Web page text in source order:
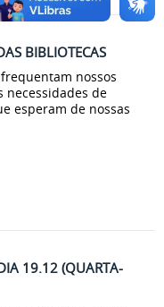
BIBLIOTECAS
nossos
necessidades de
esperam de nossas
19.12 (QUARTA-